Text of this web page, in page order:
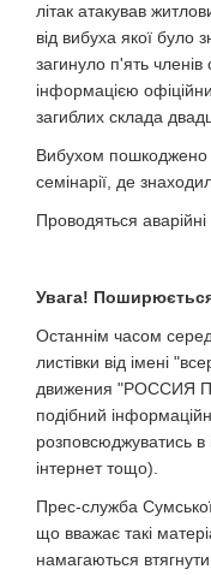
літак атакував
від вибуха якої було
загинуло п'ять членів
інформацією
загиблих склада
Вибухом пошкоджено
семінарії, де
Проводяться
Увага!
Останнім часом
листівки від імені
движения "РОССИЯ
подібний
розповсюджуватись
інтернет тощо).
Прес-служба
що вважає такі
намагаються